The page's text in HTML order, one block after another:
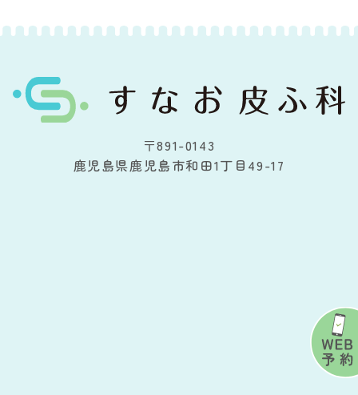
〒891-0143
鹿児島県鹿児島市和田1丁目49-17